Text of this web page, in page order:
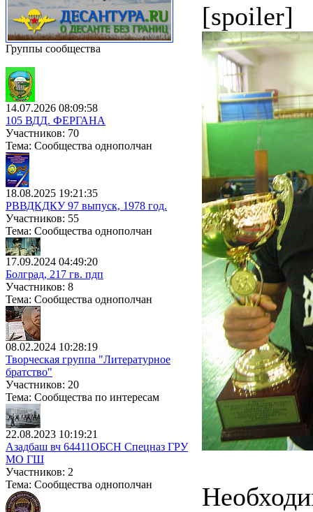
Группы сообщества
14.07.2026 08:09:58
105 ВДД. ФЕРГАНА
Участников: 70
Тема: Сообщества однополчан
18.08.2025 19:21:35
РВВДКДКУ 97 выпуск, 1978 год.
Участников: 55
Тема: Сообщества однополчан
17.09.2024 04:49:20
Болград, 217 гв. пдп
Участников: 8
Тема: Сообщества однополчан
08.02.2024 10:28:19
Творческая группа "Литературное
братство"
Участников: 20
Тема: Сообщества по интересам
22.08.2023 10:19:21
Азадбаш вч 64411ОБСН Спецназ ГРУ
МО ГШ
Участников: 2
Тема: Сообщества однополчан
[spoiler]